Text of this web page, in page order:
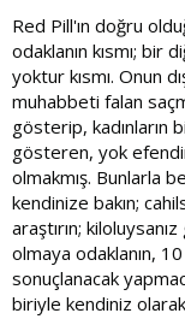
Red Pill'ın doğru
odaklanın kısmı;
yoktur kısmı. Onun
muhabbeti falan
gösterip, kadınların
gösteren, yok
olmakmış. Bunlarla
kendinize bakın;
araştırın;
olmaya odaklanın,
sonuçlanacak
biriyle kendiniz